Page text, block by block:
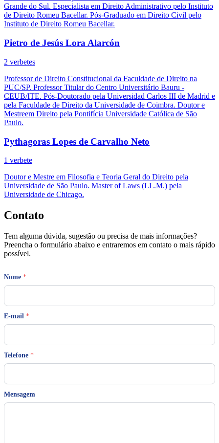
Grande do Sul. Especialista em Direito Administrativo pelo Instituto
de Direito Romeu Bacellar. Pós-Graduado em Direito Civil pelo
Instituto de Direito Romeu Bacellar.
Pietro de Jesús Lora Alarcón
2 verbetes
Professor de Direito Constitucional da Faculdade de Direito na
PUC/SP. Professor Titular do Centro Universitário Bauru -
CEUB/ITE. Pós-Doutorado pela Universidad Carlos III de Madrid e
pela Faculdade de Direito da Universidade de Coimbra. Doutor e
Mestreem Direito pela Pontifícia Universidade Católica de São
Paulo.
Pythagoras Lopes de Carvalho Neto
1 verbete
Doutor e Mestre em Filosofia e Teoria Geral do Direito pela
Universidade de São Paulo. Master of Laws (LL.M.) pela
Universidade de Chicago.
Contato
Tem alguma dúvida, sugestão ou precisa de mais informações?
Preencha o formulário abaixo e entraremos em contato o mais rápido
possível.
E
i
l
N
T
e
e
f
o
n
Nome *
E-mail *
Telefone *
Mensagem